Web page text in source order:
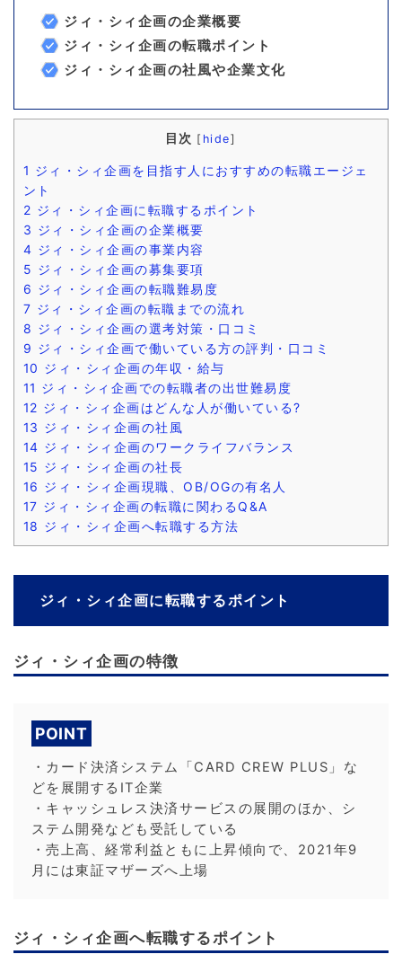
ジィ・シィ企画の企業概要
ジィ・シィ企画の転職ポイント
ジィ・シィ企画の社風や企業文化
目次 [ hide]
1 ジィ・シィ企画を目指す人におすすめの転職エージェ
ント
2 ジィ・シィ企画に転職するポイント
3 ジィ・シィ企画の企業概要
4 ジィ・シィ企画の事業内容
5 ジィ・シィ企画の募集要項
6 ジィ・シィ企画の転職難易度
7 ジィ・シィ企画の転職までの流れ
8 ジィ・シィ企画の選考対策・口コミ
9 ジィ・シィ企画で働いている方の評判・口コミ
10 ジィ・シィ企画の年収・給与
11 ジィ・シィ企画での転職者の出世難易度
12 ジィ・シィ企画はどんな人が働いている?
13 ジィ・シィ企画の社風
14 ジィ・シィ企画のワークライフバランス
15 ジィ・シィ企画の社長
16 ジィ・シィ企画現職、OB/OGの有名人
17 ジィ・シィ企画の転職に関わるQ&A
18 ジィ・シィ企画へ転職する方法
ジィ・シィ企画に転職するポイント
ジィ・シィ企画の特徴
POINT
・カード決済システム「CARD CREW PLUS」な
どを展開するIT企業
・キャッシュレス決済サービスの展開のほか、シ
ステム開発なども受託している
・売上高、経常利益ともに上昇傾向で、2021年9
月には東証マザーズへ上場
ジィ・シィ企画へ転職するポイント